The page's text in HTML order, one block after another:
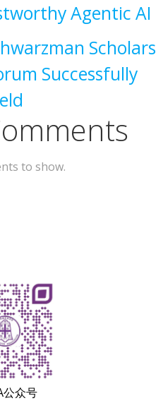
Agentic AI
Scholars
Successfully
to show.
公众号